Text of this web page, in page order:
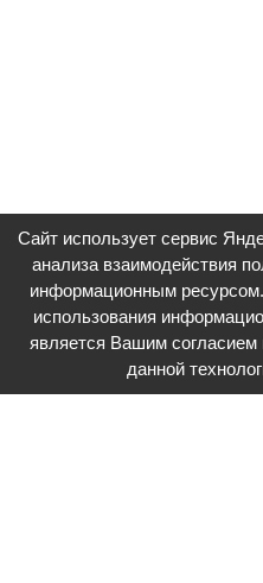
Сайт использует сервис
анализа взаимодействия
информационным
использования
является Вашим согласием
данной